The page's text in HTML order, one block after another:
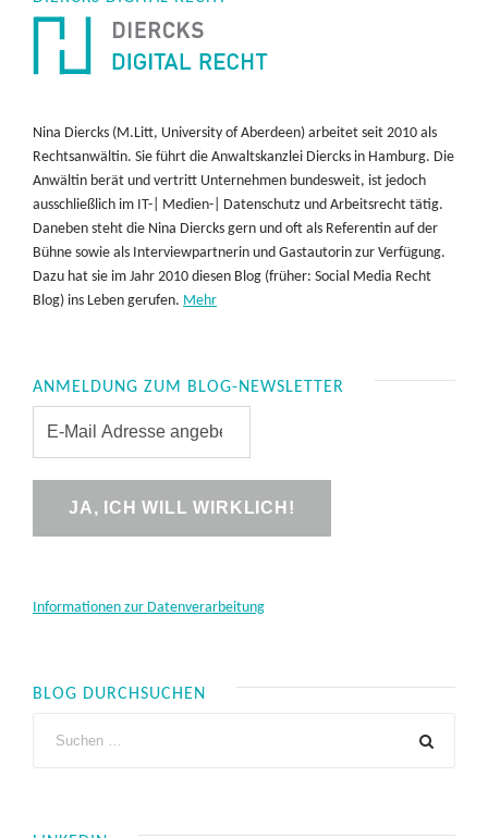
Nina Diercks (M.Litt, University of Aberdeen) arbeitet seit 2010 als
Rechtsanwältin. Sie führt die Anwaltskanzlei Diercks in Hamburg. Die
Anwältin berät und vertritt Unternehmen bundesweit, ist jedoch
ausschließlich im IT-| Medien-| Datenschutz und Arbeitsrecht tätig.
Daneben steht die Nina Diercks gern und oft als Referentin auf der
Bühne sowie als Interviewpartnerin und Gastautorin zur Verfügung.
Dazu hat sie im Jahr 2010 diesen Blog (früher: Social Media Recht
Blog) ins Leben gerufen. Mehr
ANMELDUNG ZUM BLOG-NEWSLETTER
Informationen zur Datenverarbeitung
BLOG DURCHSUCHEN